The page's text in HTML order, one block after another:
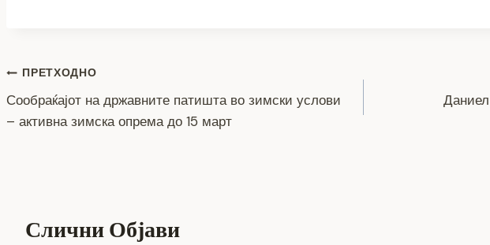
b
o
o
g
er
m p n
Навигација
на
ПРЕТХОДНО
Сообраќајот на државните патишта во зимски услови
– активна зимска опрема до 15 март
Слични Објави